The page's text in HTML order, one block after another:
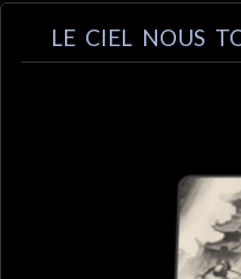
LE CIEL NOUS